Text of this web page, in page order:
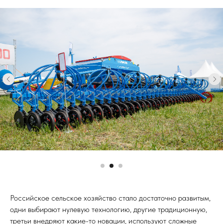
Российское сельское хозяйство стало достаточно развитым,
одни выбирают нулевую технологию, другие традиционную,
третьи внедряют какие-то новации, используют сложные